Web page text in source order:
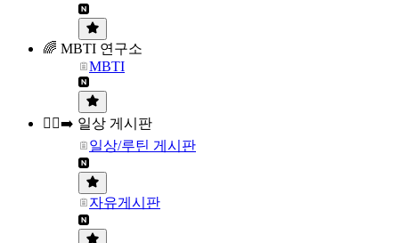
🌈 MBTI 연구소
MBTI
🏃‍♀️‍➡️ 일상 게시판
일상/루틴 게시판
자유게시판